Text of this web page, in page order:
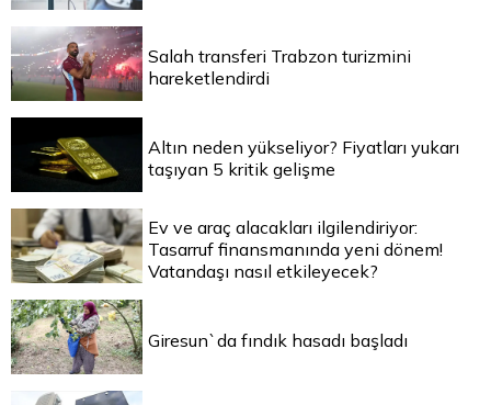
Salah transferi Trabzon turizmini
hareketlendirdi
Altın neden yükseliyor? Fiyatları yukarı
taşıyan 5 kritik gelişme
Ev ve araç alacakları ilgilendiriyor:
Tasarruf finansmanında yeni dönem!
Vatandaşı nasıl etkileyecek?
Giresun`da fındık hasadı başladı